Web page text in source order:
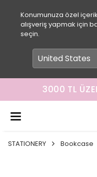
Konumunuza özel
alışveriş yapmak için
seçin.
3000 TL
STATIONERY Bookcase